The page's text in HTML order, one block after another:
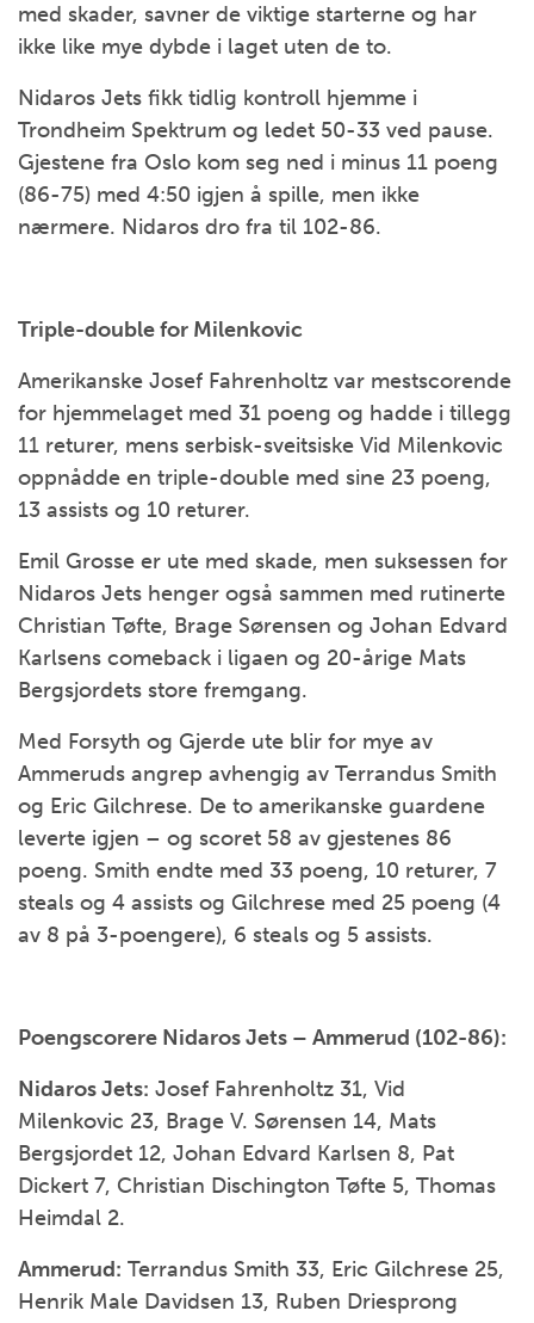
med skader, savner de viktige starterne og har
ikke like mye dybde i laget uten de to.
Nidaros Jets fikk tidlig kontroll hjemme i
Trondheim Spektrum og ledet 50-33 ved pause.
Gjestene fra Oslo kom seg ned i minus 11 poeng
(86-75) med 4:50 igjen å spille, men ikke
nærmere. Nidaros dro fra til 102-86.
Triple-double for Milenkovic
Amerikanske Josef Fahrenholtz var mestscorende
for hjemmelaget med 31 poeng og hadde i tillegg
11 returer, mens serbisk-sveitsiske Vid Milenkovic
oppnådde en triple-double med sine 23 poeng,
13 assists og 10 returer.
Emil Grosse er ute med skade, men suksessen for
Nidaros Jets henger også sammen med rutinerte
Christian Tøfte, Brage Sørensen og Johan Edvard
Karlsens comeback i ligaen og 20-årige Mats
Bergsjordets store fremgang.
Med Forsyth og Gjerde ute blir for mye av
Ammeruds angrep avhengig av Terrandus Smith
og Eric Gilchrese. De to amerikanske guardene
leverte igjen – og scoret 58 av gjestenes 86
poeng. Smith endte med 33 poeng, 10 returer, 7
steals og 4 assists og Gilchrese med 25 poeng (4
av 8 på 3-poengere), 6 steals og 5 assists.
Poengscorere Nidaros Jets – Ammerud (102-86):
Nidaros Jets: Josef Fahrenholtz 31, Vid
Milenkovic 23, Brage V. Sørensen 14, Mats
Bergsjordet 12, Johan Edvard Karlsen 8, Pat
Dickert 7, Christian Dischington Tøfte 5, Thomas
Heimdal 2.
Ammerud: Terrandus Smith 33, Eric Gilchrese 25,
Henrik Male Davidsen 13, Ruben Driesprong